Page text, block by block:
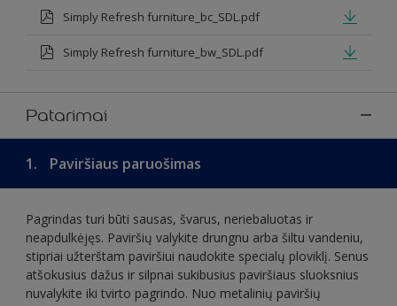
Simply Refresh furniture_bc_SDL.pdf
Simply Refresh furniture_bw_SDL.pdf
Patarimai
1. Paviršiaus paruošimas
Pagrindas turi būti sausas, švarus, neriebaluotas ir
neapdulkėjęs. Paviršių valykite drungnu arba šiltu vandeniu,
stipriai užterštam paviršiui naudokite specialų ploviklį. Senus
atšokusius dažus ir silpnai sukibusius paviršiaus sluoksnius
nuvalykite iki tvirto pagrindo. Nuo metalinių paviršių